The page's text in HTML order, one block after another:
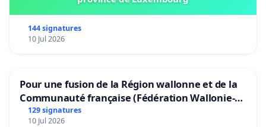
144 signatures
10 Jul 2026
Pour une fusion de la Région wallonne et de la
Communauté française (Fédération Wallonie-
Bruxelles)
129 signatures
10 Jul 2026